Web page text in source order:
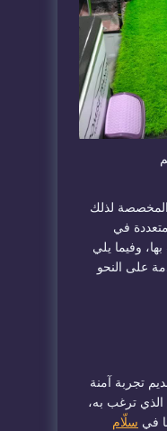
المخصصة لذلك
في
وفيما يلي
على النحو
تجربة آمنة
ترغب به،
في سلّام